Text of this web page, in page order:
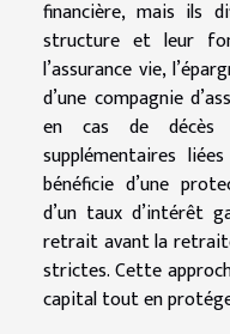
financière, mais ils
structure et leur
l’assurance vie,
d’une compagnie
en cas de décès
supplémentaires
bénéficie d’une
d’un taux d’intérêt
retrait avant la
strictes. Cette
capital tout en